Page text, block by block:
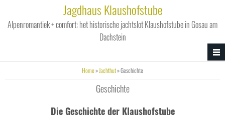
Jagdhaus Klaushofstube
Alpenromantiek + comfort: het historische jachtslot Klaushofstube in Gosau am
Dachstein
Home»Jachthut» Geschichte
Geschichte
Die Geschichte der Klaushofstube